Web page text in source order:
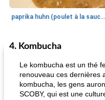
paprika huhn (poulet à la sauce paprika).
Petit déjeuner et brunch
4. Kombucha
Le kombucha est un thé
renouveau ces dernières
kombucha, les gens
SCOBY, qui est une